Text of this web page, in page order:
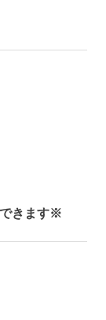
きます※